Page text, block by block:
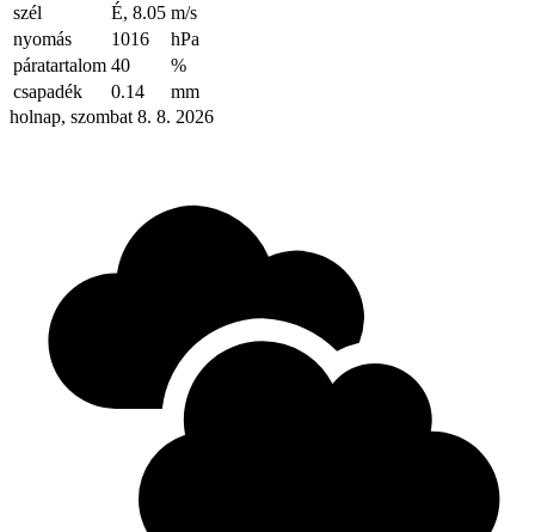
szél
É, 8.05 m/s
nyomás
1016
hPa
páratartalom 40
%
csapadék
0.14
mm
holnap, szombat 8. 8. 2026